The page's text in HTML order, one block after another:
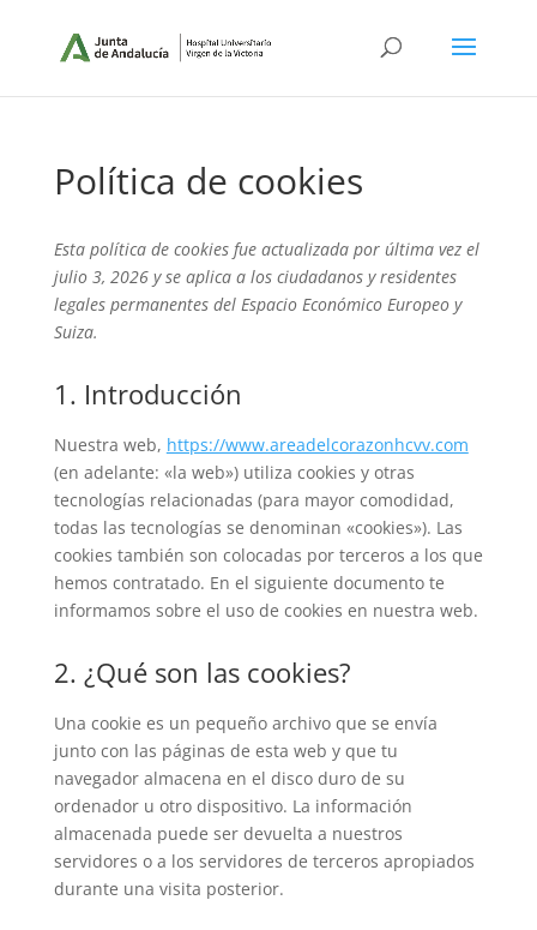
Política de cookies
Esta política de cookies fue actualizada por última vez el
julio 3, 2026 y se aplica a los ciudadanos y residentes
legales permanentes del Espacio Económico Europeo y
Suiza.
1. Introducción
Nuestra web, https://www.areadelcorazonhcvv.com
(en adelante: «la web») utiliza cookies y otras
tecnologías relacionadas (para mayor comodidad,
todas las tecnologías se denominan «cookies»). Las
cookies también son colocadas por terceros a los que
hemos contratado. En el siguiente documento te
informamos sobre el uso de cookies en nuestra web.
2. ¿Qué son las cookies?
Una cookie es un pequeño archivo que se envía
junto con las páginas de esta web y que tu
navegador almacena en el disco duro de su
ordenador u otro dispositivo. La información
almacenada puede ser devuelta a nuestros
servidores o a los servidores de terceros apropiados
durante una visita posterior.